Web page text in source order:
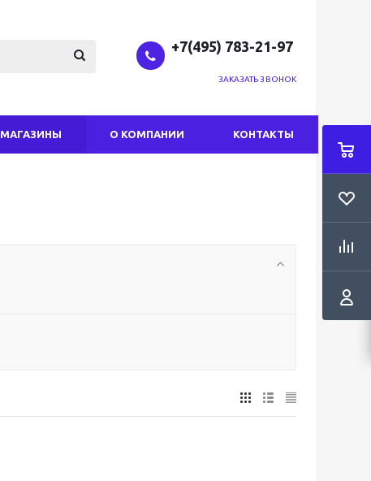
+7(495) 783-21-97
ЗАКАЗАТЬ ЗВОНОК
МАГАЗИНЫ О КОМПАНИИ КОНТАКТЫ